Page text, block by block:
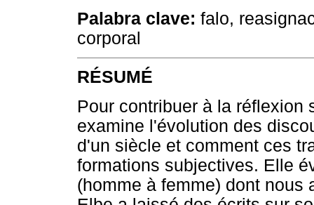
Palabra clave: falo,
corporal
RÉSUMÉ
Pour contribuer à la réflexion
examine l'évolution des
d'un siècle et comment ces
formations subjectives. Elle
(homme à femme) dont